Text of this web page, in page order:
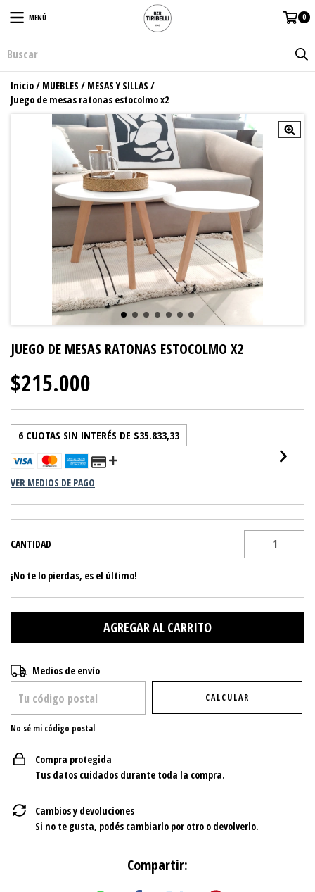
MENÚ 0
Inicio/ MUEBLES / MESAS Y SILLAS /
Juego de mesas ratonas estocolmo x2
JUEGO DE MESAS RATONAS ESTOCOLMO X2
$215.000
6 CUOTAS SIN INTERÉS DE $35.833,33
VER MEDIOS DE PAGO
CANTIDAD
¡No te lo pierdas, es el último!
Entregas para el CP:
Medios de envío
CALCULAR
No sé mi código postal
Compra protegida
Tus datos cuidados durante toda la compra.
Cambios y devoluciones
Si no te gusta, podés cambiarlo por otro o devolverlo.
Compartir: